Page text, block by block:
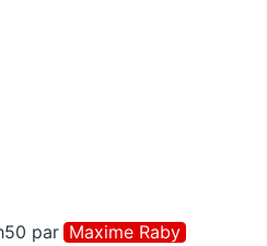
par Maxime Raby